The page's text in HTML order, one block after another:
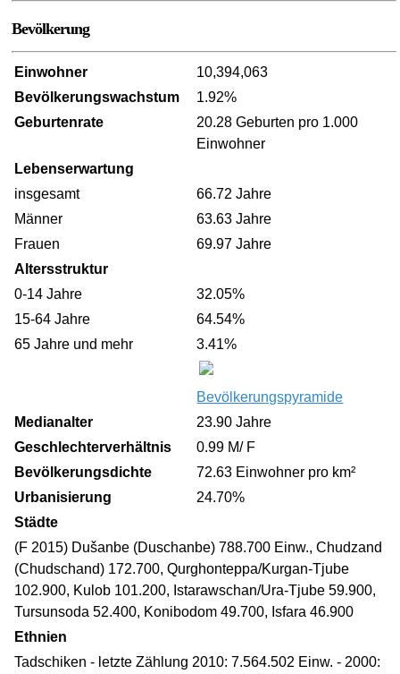
Bevölkerung
Einwohner
10,394,063
Bevölkerungswachstum
1.92%
Geburtenrate
20.28 Geburten pro 1.000
Einwohner
Lebenserwartung
insgesamt
66.72 Jahre
Männer
63.63 Jahre
Frauen
69.97 Jahre
Altersstruktur
0-14 Jahre
32.05%
15-64 Jahre
64.54%
65 Jahre und mehr
3.41%
Bevölkerungspyramide
Medianalter
23.90 Jahre
Geschlechterverhältnis
0.99 M/ F
Bevölkerungsdichte
72.63 Einwohner pro km²
Urbanisierung
24.70%
Städte
(F 2015) Dušanbe (Duschanbe) 788.700 Einw., Chudzand
(Chudschand) 172.700, Qurghonteppa/Kurgan-Tjube
102.900, Kulob 101.200, Istarawschan/Ura-Tjube 59.900,
Tursunsoda 52.400, Konibodom 49.700, Isfara 46.900
Ethnien
Tadschiken - letzte Zählung 2010: 7.564.502 Einw. - 2000: